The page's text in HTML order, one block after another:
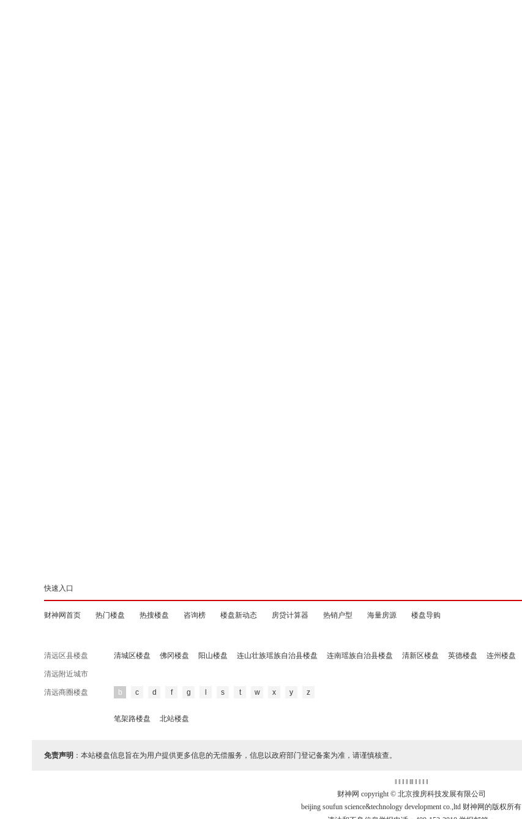
快速入口
财神网首页 热门楼盘 热搜楼盘 咨询榜 楼盘新动态 房贷计算器 热销户型 海量房源 楼盘导购
清远区县楼盘 清城区楼盘 佛冈楼盘 阳山楼盘 连山壮族瑶族自治县楼盘 连南瑶族自治县楼盘 清新区楼盘 英德楼盘 连州楼盘
清远附近城市
清远商圈楼盘 b c d f g s t w x y z
笔架路楼盘 北站楼盘
免责声明 ：本站楼盘信息旨在为用户提供更多信息的无偿服务，信息以政府部门登记备案为准，请谨慎核查。
‖ ‖ ‖ ‖ ‖‖ ‖ ‖ ‖ ‖
财神网 copyright © 北京搜房科技发展有限公司
beijing soufun science&technology development co.,ltd 财神网的版权所有